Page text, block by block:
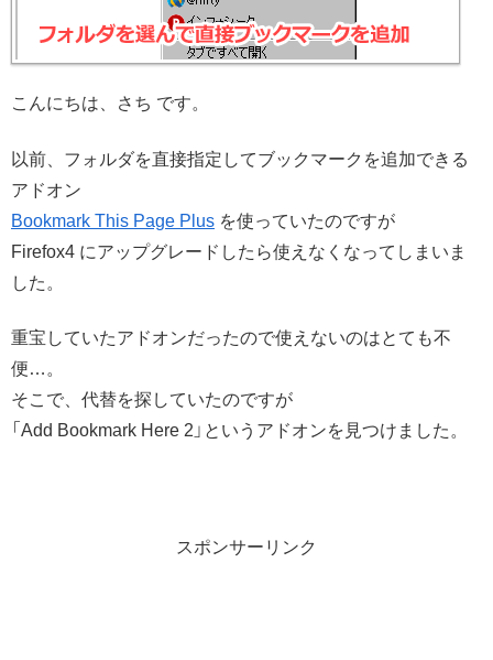
こんにちは、さち です。
以前、フォルダを直接指定してブックマークを追加できる
アドオン
Bookmark This Page Plus を使っていたのですが
Firefox4 にアップグレードしたら使えなくなってしまいま
した。
重宝していたアドオンだったので使えないのはとても不
便…。
そこで、代替を探していたのですが
「Add Bookmark Here 2」というアドオンを見つけました。
スポンサーリンク